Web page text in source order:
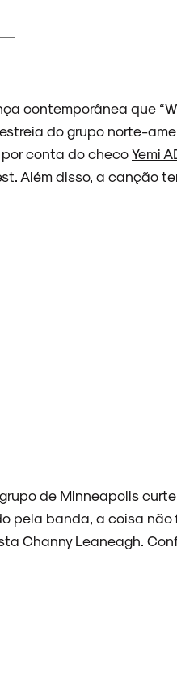
contemporânea que
do grupo norte-
conta do checoYemi
. Além disso, a canção
de Minneapolis
pela banda, a coisa não
Channy Leaneagh.